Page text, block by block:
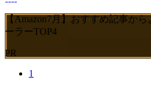
【Amazon7月】おすすめ記事か
ーラーTOP4
PR
1